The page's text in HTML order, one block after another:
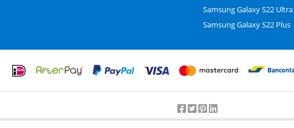
Samsung Galaxy S22 Ultra
Samsung Galaxy S22 Plus
Beoordeling door klanten:9.2/10-25000beoordelingen